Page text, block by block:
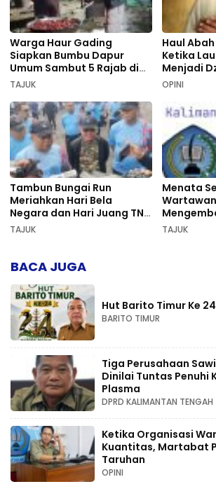
Warga Haur Gading
Siapkan Bumbu Dapur
Umum Sambut 5 Rajab di
Sekumpul
TAJUK
Haul
Ketika
Menjadi
OPINI
Tambun Bungai Run
Meriahkan Hari Bela
Negara dan Hari Juang TNI
AD di Palangka Raya
TAJUK
Menata
Pers dan
TAJUK
BACA JUGA
Hut Barito Timur Ke 24
BARITO TIMUR
Tiga Perusahaan
Dinilai Tuntas Penuhi
Plasma
DPRD KALIMANTAN TENGAH
Ketika Organisasi
Kuantitas, Martabat
Taruhan
OPINI